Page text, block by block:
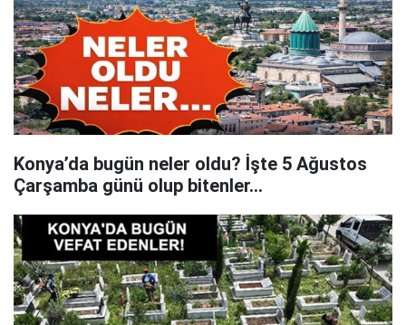
Konya’da bugün neler oldu? İşte 5 Ağustos
Çarşamba günü olup bitenler…